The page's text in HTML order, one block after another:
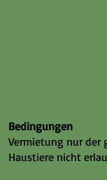
Bedingungen
Vermietung nur der
Haustiere nicht